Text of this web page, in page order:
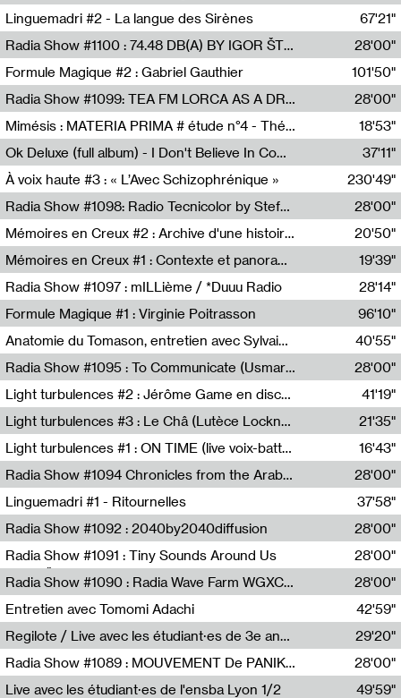
Revue Les Chambres,Hugo Pernet
Linguemadri #2 - La langue des Sirènes
Meris Angioletti
67'21"
Radia Show #1100 : 74.48 DB(A) BY IGOR ŠTROMAJER FOR RADIO X
radio x
28'00"
Formule Magique #2 : Gabriel Gauthier
Nathalie Lacroix,Gabriel Gauthier
101'50"
Radia Show #1099: TEA FM LORCA AS A DREAM
TEAFM
28'00"
Mimésis : MATERIA PRIMA # étude n°4 - Théâtre de l’Aquarium
Francesco Russo,Scuola della Crisi
18'53"
Ok Deluxe (full album) - I Don't Believe In Computing
37'11"
À voix haute #3 : « L’Avec Schizophrénique »
230'49"
Radia Show #1098: Radio Tecnicolor by Stefan Nussbaumer & Georg Zichy (Radio Orange 94.0)
Radio Orange 94.0
28'00"
Mémoires en Creux #2 : Archive d'une histoire artistique
Sophie Auger-Grappin
20'50"
Mémoires en Creux #1 : Contexte et panorama
Sophie Auger-Grappin
19'39"
Radia Show #1097 : mILLième / *Duuu Radio
28'14"
Formule Magique #1 : Virginie Poitrasson
Nathalie Lacroix,Virginie Poitrasson
96'10"
Anatomie du Tomason, entretien avec Sylvain Cardonnel
Loraine Baud,Sylvain Cardonnel
40'55"
Radia Show #1095 : To Communicate (Usmaradio)
Usmaradio
28'00"
Light turbulences #2 : Jérôme Game en discussion avec Thomas Corlin
41'19"
Light turbulences #3 : Le Châ (Lutèce Lockness)
Lutèce Lockness
21'35"
Light turbulences #1 : ON TIME (live voix-batterie) avec Jérôme Game & Jean-Michel Espitallier
Jérôme Game,Jean-Michel Espitallier
16'43"
Radia Show #1094 Chronicles from the Arab Cold War by Ghazi Barakat
Reboot.fm
28'00"
Linguemadri #1 - Ritournelles
Meris Angioletti
37'58"
Radia Show #1092 : 2040by2040diffusion
Diffusion FM
28'00"
Radia Show #1091 : Tiny Sounds Around Us
Radio Študent
28'00"
Radia Show #1090 : Radia Wave Farm WGXC Corey De Juan Sherrard Jr Startalk
Wave Farm
28'00"
Entretien avec Tomomi Adachi
Tomomi Adachi,Loraine Baud
42'59"
Regilote / Live avec les étudiant·es de 3e année de l'EMA
Nima Henryon,Athéna Noël,Amir Genillon,Ibourayane Ahmadi,Manelle Cherrih,Honorine Gibello,John Weeber,Manon Joseph
29'20"
Radia Show #1089 : MOUVEMENT De PANIK (Radio Panik)
Radio Panik
28'00"
Live avec les étudiant·es de l'ensba Lyon 1/2
49'59"